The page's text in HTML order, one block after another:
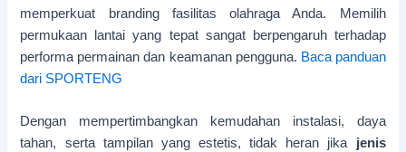
memperkuat branding fasilitas olahraga Anda. Memilih
permukaan lantai yang tepat sangat berpengaruh terhadap
performa permainan dan keamanan pengguna. Baca panduan
dari SPORTENG
Dengan mempertimbangkan kemudahan instalasi, daya
tahan, serta tampilan yang estetis, tidak heran jika jenis